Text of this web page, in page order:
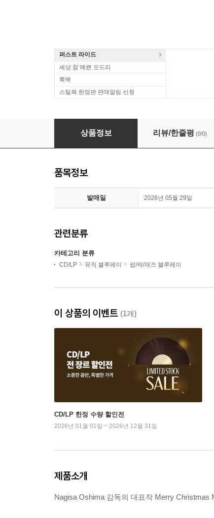
퍼스트 라이드
세상 참 예쁜 오드리
룩백
스틸북 한정판 판매알림 신청
전장의 크리스마스 (Merry Christmas, Mr.
상품정보 리뷰/한줄평 (0/0)
품목정보
발매일 2026년 05월 29일
관련분류
카테고리 분류
CD/LP 뮤직 블루레이 팝/락/재즈 블루레이
이 상품의 이벤트 (1개)
CD/LP 한정 수량 할인전
2026년 01월 01일 ~ 2026년 12월 31일
제품소개
Nagisa Oshima 감독의 대표작 Merry